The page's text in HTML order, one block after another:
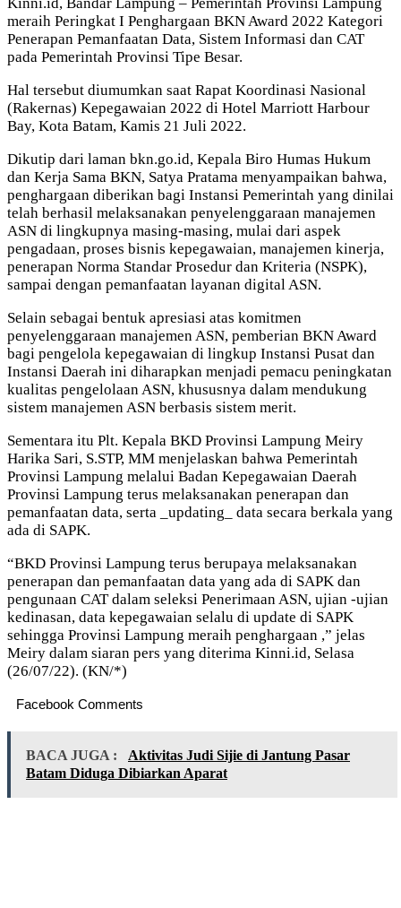
meraih Peringkat I Penghargaan BKN Award 2022 Kategori
Penerapan Pemanfaatan Data, Sistem Informasi dan CAT
pada Pemerintah Provinsi Tipe Besar.
Hal tersebut diumumkan saat Rapat Koordinasi Nasional
(Rakernas) Kepegawaian 2022 di Hotel Marriott Harbour
Bay, Kota Batam, Kamis 21 Juli 2022.
Dikutip dari laman bkn.go.id, Kepala Biro Humas Hukum
dan Kerja Sama BKN, Satya Pratama menyampaikan bahwa,
penghargaan diberikan bagi Instansi Pemerintah yang dinilai
telah berhasil melaksanakan penyelenggaraan manajemen
ASN di lingkupnya masing-masing, mulai dari aspek
pengadaan, proses bisnis kepegawaian, manajemen kinerja,
penerapan Norma Standar Prosedur dan Kriteria (NSPK),
sampai dengan pemanfaatan layanan digital ASN.
Selain sebagai bentuk apresiasi atas komitmen
penyelenggaraan manajemen ASN, pemberian BKN Award
bagi pengelola kepegawaian di lingkup Instansi Pusat dan
Instansi Daerah ini diharapkan menjadi pemacu peningkatan
kualitas pengelolaan ASN, khususnya dalam mendukung
sistem manajemen ASN berbasis sistem merit.
Sementara itu Plt. Kepala BKD Provinsi Lampung Meiry
Harika Sari, S.STP, MM menjelaskan bahwa Pemerintah
Provinsi Lampung melalui Badan Kepegawaian Daerah
Provinsi Lampung terus melaksanakan penerapan dan
pemanfaatan data, serta _updating_ data secara berkala yang
ada di SAPK.
“BKD Provinsi Lampung terus berupaya melaksanakan
penerapan dan pemanfaatan data yang ada di SAPK dan
pengunaan CAT dalam seleksi Penerimaan ASN, ujian -ujian
kedinasan, data kepegawaian selalu di update di SAPK
sehingga Provinsi Lampung meraih penghargaan ,” jelas
Meiry dalam siaran pers yang diterima Kinni.id, Selasa
(26/07/22). (KN/*)
Facebook Comments
BACA JUGA :
Aktivitas Judi Sijie di Jantung Pasar
Batam Diduga Dibiarkan Aparat